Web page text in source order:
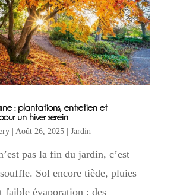
: plantations, entretien et
un hiver serein
| Août 26, 2025| Jardin
pas la fin du jardin, c’est
Sol encore tiède, pluies
faible évaporation : des